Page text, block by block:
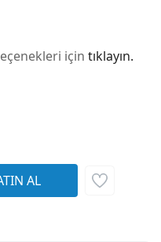
için tıklayın.